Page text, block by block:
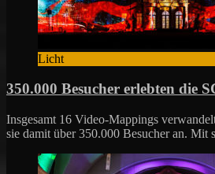
Licht
350.000 Besucher erlebten
Insgesamt 16 Video-Mappings
sie damit über 350.000 Besucher an. Mit